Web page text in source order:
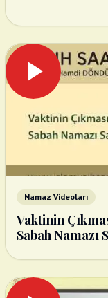
Namaz Videoları
Vaktinin
Sabah Namazı